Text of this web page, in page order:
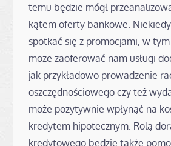
temu będzie mógł
kątem oferty bankowe.
spotkać się z promocjami, w
może zaoferować nam usługi
jak przykładowo prowadzenie
oszczędnościowego czy też
może pozytywnie wpłynąć na
kredytem hipotecznym. Rolą
kredytowego będzie także